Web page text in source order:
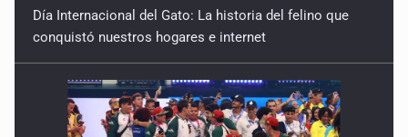
9 de Julio de 2026
8 de Julio de 2026
Hombre es investigado por ser autor intelectual del